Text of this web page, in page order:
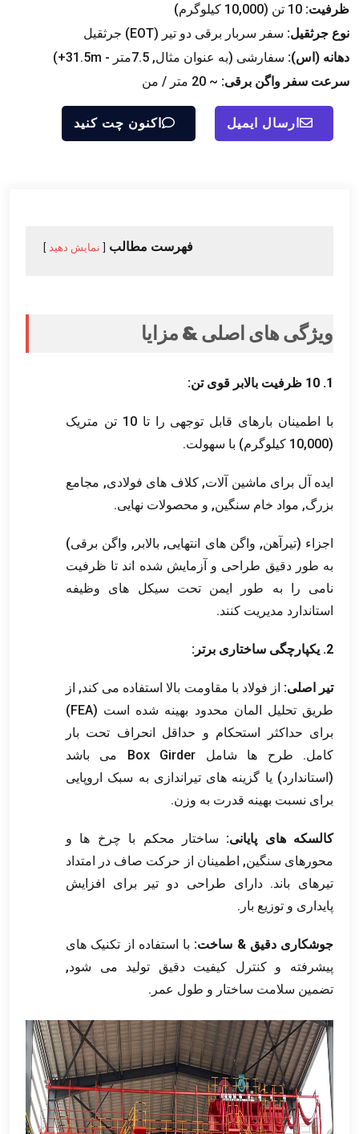
ظرفیت: 10 تن (10,000 کیلوگرم)
نوع جرثقیل: سفر سربار برقی دو تیر (EOT) جرثقیل
دهانه (اس): سفارشی (به عنوان مثال, 7.5متر - 31.5m+)
سرعت سفر واگن برقی: ~ 20 متر / من
ارسال ایمیل اکنون چت کنید
فهرست مطالب نمایش دهید
ویژگی های اصلی & مزایا
1. 10 ظرفیت بالابر قوی تن:
با اطمینان بارهای قابل توجهی را تا 10 تن متریک
(10,000 کیلوگرم) با سهولت.
ایده آل برای ماشین آلات, کلاف های فولادی, مجامع
بزرگ, مواد خام سنگین, و محصولات نهایی.
اجزاء (تیرآهن, واگن های انتهایی, بالابر, واگن برقی)
به طور دقیق طراحی و آزمایش شده اند تا ظرفیت
نامی را به طور ایمن تحت سیکل های وظیفه
استاندارد مدیریت کنند.
2. یکپارچگی ساختاری برتر:
تیر اصلی: از فولاد با مقاومت بالا استفاده می کند, از
طریق تحلیل المان محدود بهینه شده است (FEA)
برای حداکثر استحکام و حداقل انحراف تحت بار
کامل. طرح ها شامل Box Girder می باشد
(استاندارد) یا گزینه های تیراندازی به سبک اروپایی
برای نسبت بهینه قدرت به وزن.
کالسکه های پایانی: ساختار محکم با چرخ ها و
محورهای سنگین, اطمینان از حرکت صاف در امتداد
تیرهای باند. دارای طراحی دو تیر برای افزایش
پایداری و توزیع بار.
جوشکاری دقیق & ساخت: با استفاده از تکنیک های
پیشرفته و کنترل کیفیت دقیق تولید می شود,
تضمین سلامت ساختار و طول عمر.